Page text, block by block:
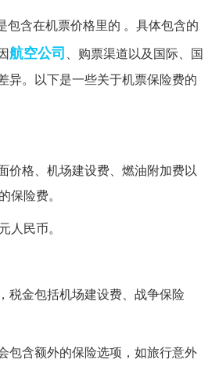
包含在机票价格里的 。具体包含的
航空公司、购票渠道以及国际、国
异。以下是一些关于机票保险费的
价格、机场建设费、燃油附加费以
保险费。
人民币。
税金包括机场建设费、战争保险
包含额外的保险选项，如旅行意外